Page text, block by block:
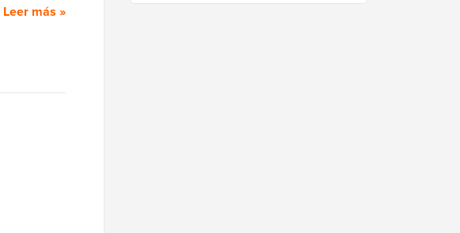
Leer más »